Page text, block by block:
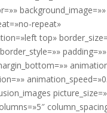
background_image=»»
repeat»
top»
padding=»»